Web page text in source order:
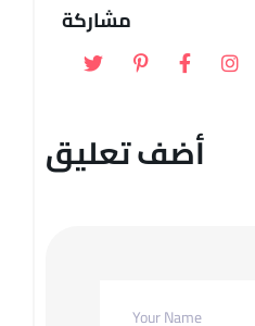
مشاركة
أضف تعليق